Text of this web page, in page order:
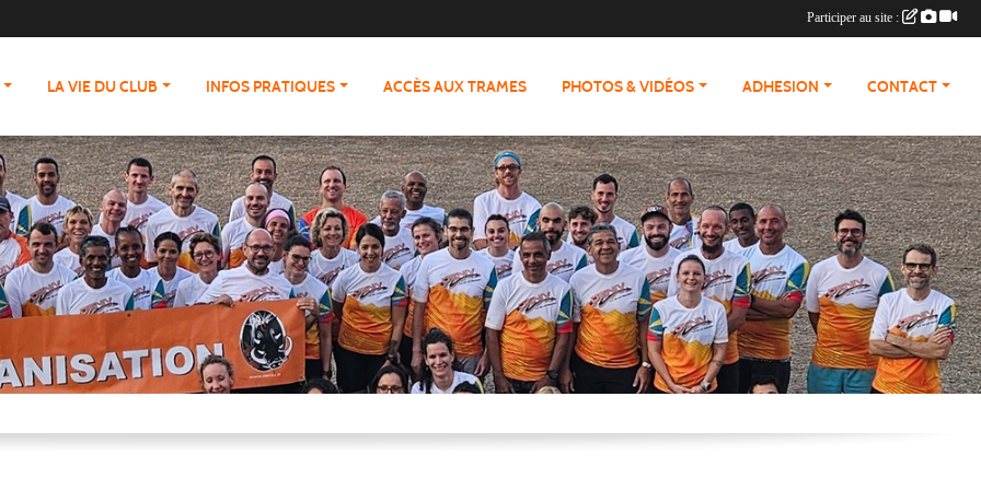
LA VIE DU CLUB INFOS PRATIQUES ACCÈS AUX TRAMES PHOTOS & VIDÉOS ADHESION CONTACT
Participer au site :